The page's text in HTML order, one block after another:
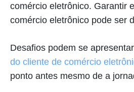
comércio eletrônico. Garantir
comércio eletrônico pode ser
Desafios podem se apresentar
do cliente de comércio
ponto antes mesmo de a